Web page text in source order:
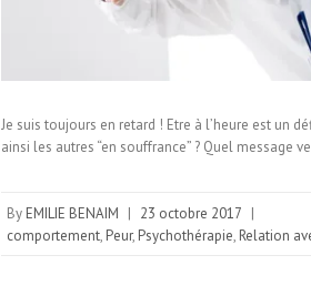
Je suis toujours en retard ! Etre à l’heure est un
ainsi les autres “en souffrance” ? Quel
By EMILIE BENAIM | 23 octobre 2017 |
comportement, Peur, Psychothérapie, Relation